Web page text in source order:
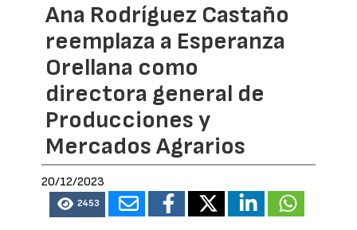
Ana Rodríguez Castaño
reemplaza a Esperanza
Orellana como
directora general de
Producciones y
Mercados Agrarios
20/12/2023
2453